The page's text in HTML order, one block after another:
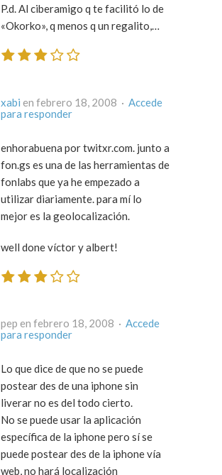
P.d. Al ciberamigo q te facilitó lo de
«Okorko», q menos q un regalito,…
xabi en febrero 18, 2008 · Accede
para responder
enhorabuena por twitxr.com. junto a
fon.gs es una de las herramientas de
fonlabs que ya he empezado a
utilizar diariamente. para mí lo
mejor es la geolocalización.
well done víctor y albert!
pep en febrero 18, 2008 · Accede
para responder
Lo que dice de que no se puede
postear des de una iphone sin
liverar no es del todo cierto.
No se puede usar la aplicación
específica de la iphone pero sí se
puede postear des de la iphone vía
web, no hará localización